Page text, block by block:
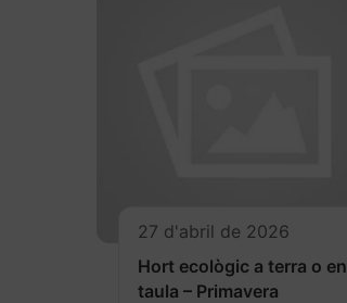
27 d'abril de 2026
Hort ecològic a terra o en
taula – Primavera